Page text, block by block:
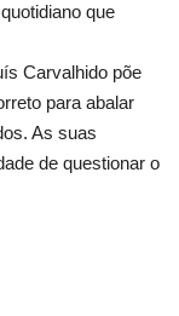
que
Carvalhido põe
para abalar
As suas
de questionar o